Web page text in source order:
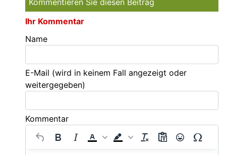
Kommentieren Sie diesen Beitrag
Ihr Kommentar
Name
E-Mail (wird in keinem Fall angezeigt oder
weitergegeben)
Kommentar